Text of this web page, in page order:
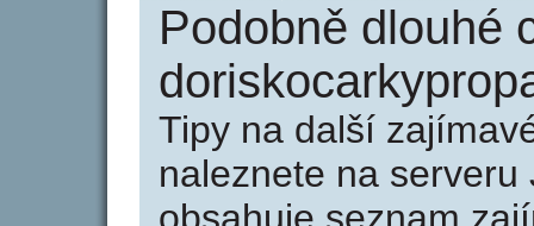
Podobně dlouhé
Tipy na další
naleznete na serveru